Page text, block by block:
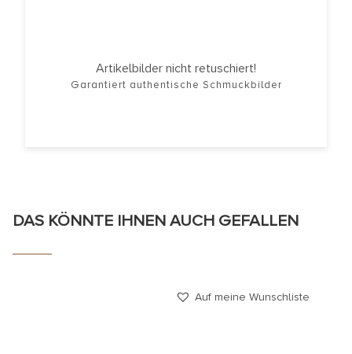
Artikelbilder nicht retuschiert!
Garantiert authentische Schmuckbilder
DAS KÖNNTE IHNEN AUCH GEFALLEN
Auf meine Wunschliste